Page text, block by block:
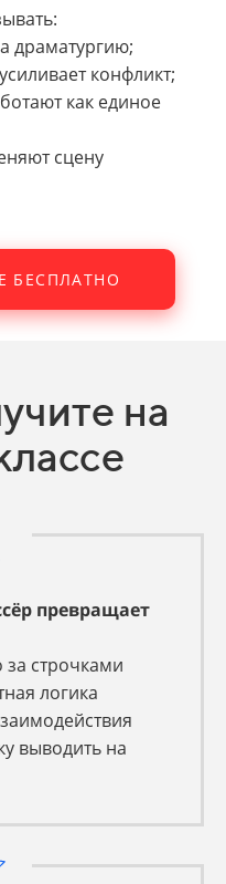
драматургию;
конфликт;
как единое
сцену
БЕСПЛАТНО
на
превращает
за строчками
логика
выводить на